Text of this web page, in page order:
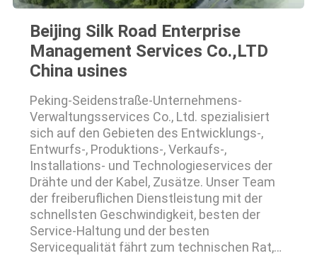
Beijing Silk Road Enterprise
Management Services Co.,LTD
China usines
Peking-Seidenstraße-Unternehmens-
Verwaltungsservices Co., Ltd. spezialisiert
sich auf den Gebieten des Entwicklungs-,
Entwurfs-, Produktions-, Verkaufs-,
Installations- und Technologieservices der
Drähte und der Kabel, Zusätze. Unser Team
der freiberuflichen Dienstleistung mit der
schnellsten Geschwindigkeit, besten der
Service-Haltung und der besten
Servicequalität fährt zum technischen Rat,